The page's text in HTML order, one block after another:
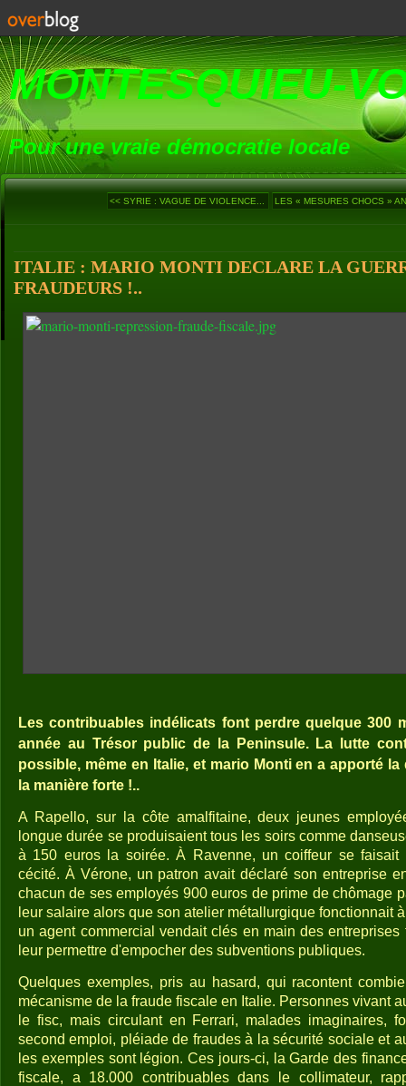
MONTESQUIEU-
Pour une vraie démocratie locale
<< SYRIE : VAGUE DE VIOLENCE... LES « MESURES CHOCS »
ITALIE : MARIO MONTI DECLARE LA
FRAUDEURS !..
Les contribuables indélicats font perdre quelque 300
année au Trésor public de la Peninsule. La lutte
possible, même en Italie, et mario Monti en a apporté
la manière forte !..
A Rapello, sur la côte amalfitaine, deux jeunes
longue durée se produisaient tous les soirs comme
à 150 euros la soirée. À Ravenne, un coiffeur se faisait
cécité. À Vérone, un patron avait déclaré son entreprise
chacun de ses employés 900 euros de prime de chômage
leur salaire alors que son atelier métallurgique fonctionnait
un agent commercial vendait clés en main des
leur permettre d'empocher des subventions publiques.
Quelques exemples, pris au hasard, qui racontent
mécanisme de la fraude fiscale en Italie. Personnes vivant
le fisc, mais circulant en Ferrari, malades imaginaires,
second emploi, pléiade de fraudes à la sécurité sociale et
les exemples sont légion. Ces jours-ci, la Garde des
fiscale, a 18.000 contribuables dans le collimateur,